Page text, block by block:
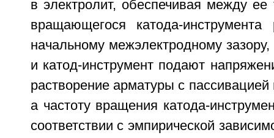
в электролит, обеспечивая между
вращающегося катода-инструмента
начальному межэлектродному зазору,
и катод-инструмент подают
растворение арматуры с
а частоту вращения катода-
соответствии с эмпирической